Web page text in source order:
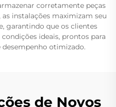
corretamente peças
instalações maximizam seu
garantindo que os clientes
ideais, prontos para
otimizado.
de Novos